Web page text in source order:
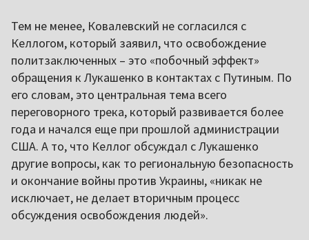
Тем не менее, Ковалевский не согласился с
Келлогом, который заявил, что освобождение
политзаключенных – это «побочный эффект»
обращения к Лукашенко в контактах с Путиным. По
его словам, это центральная тема всего
переговорного трека, который развивается более
года и начался еще при прошлой администрации
США. А то, что Келлог обсуждал с Лукашенко
другие вопросы, как то региональную безопасность
и окончание войны против Украины, «никак не
исключает, не делает вторичным процесс
обсуждения освобождения людей».